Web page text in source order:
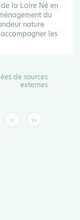
la Loire Né en
du
nature
les
de sources
externes
Page
›
Dernière
››